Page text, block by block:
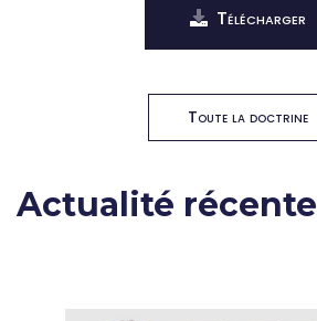
Télécharger
Toute la doctrine
Actualité récente